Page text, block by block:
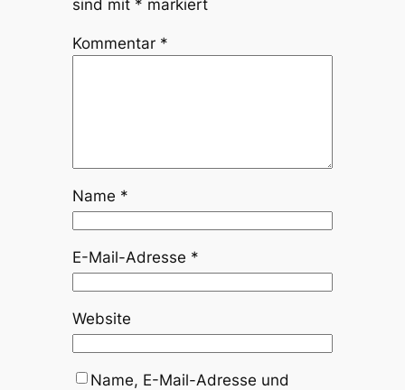
sind mit * markiert
Kommentar *
Name *
E-Mail-Adresse *
Website
Name, E-Mail-Adresse und